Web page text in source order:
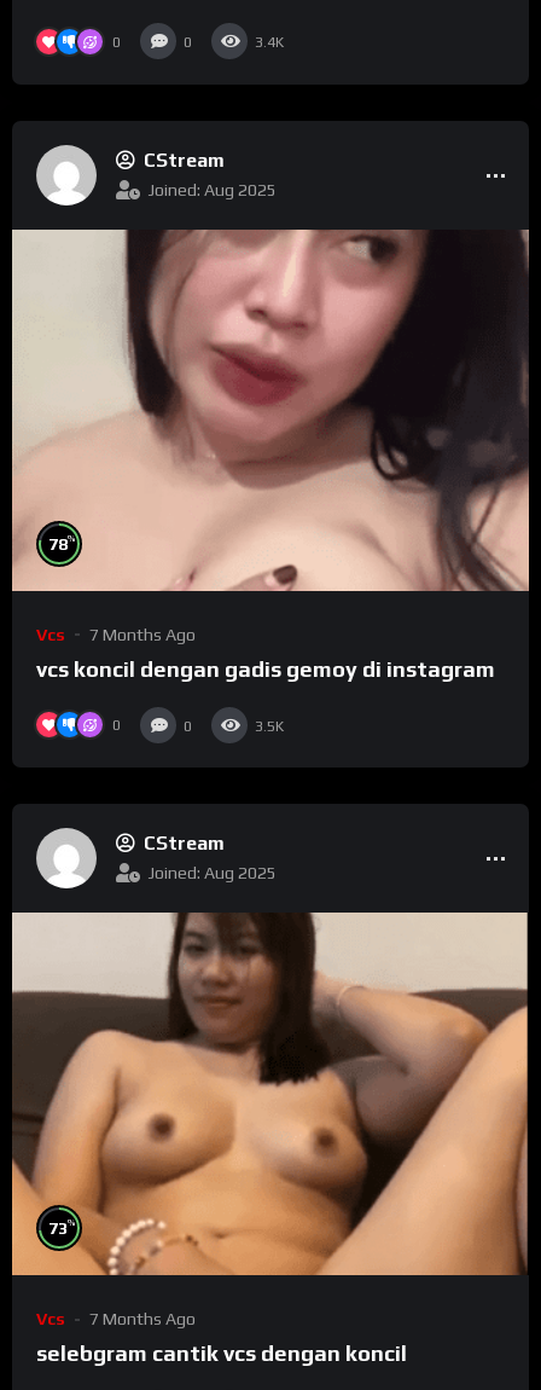
0 0 3.4K
CStream
Joined: Aug 2025
78%
Vcs 7 Months Ago
vcs koncil dengan gadis gemoy di instagram
0 0 3.5K
CStream
Joined: Aug 2025
73%
Vcs 7 Months Ago
selebgram cantik vcs dengan koncil